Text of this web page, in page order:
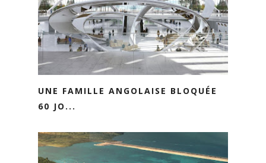
UNE FAMILLE ANGOLAISE BLOQUÉE
60 JO...